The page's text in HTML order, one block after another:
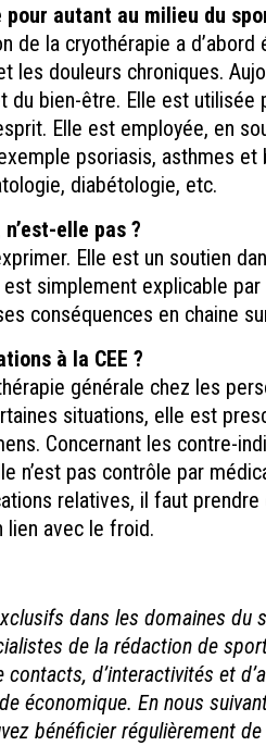
pour autant au milieu du
de la cryothérapie a
douleurs chroniques.
du bien-être. Elle est utilisée
Elle est employée, en
psoriasis, asthmes et
diabétologie, etc.
elle pas ?
Elle est un soutien
simplement explicable
conséquences en chaine
à la CEE ?
générale chez les
situations, elle est
Concernant les contre-
n’est pas contrôle par
relatives, il faut prendre
lien avec le froid.
dans les domaines du
de la rédaction de
d’interactivités et
économique. En nous
bénéficier régulièrement